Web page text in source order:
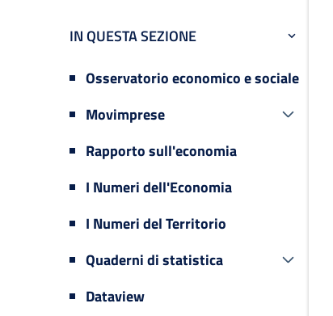
IN QUESTA SEZIONE
Osservatorio economico e sociale
Movimprese
Rapporto sull'economia
I Numeri dell'Economia
I Numeri del Territorio
Quaderni di statistica
Dataview